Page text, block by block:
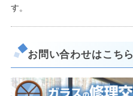
す。
お問い合わせはこちら